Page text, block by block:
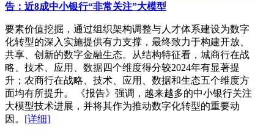
告：近8成中小银行“非常关注”大模型
要素价值挖掘，通过组织架构调整与人才体系建设为数字
化转型的深入实施提供有力支撑，最终致力于构建开放、
共享、创新的数字金融生态。从结构特征看，城商行在战
略、技术、应用、数据四个维度得分较2024年有显著提
升；农商行在战略、技术、应用、数据和生态五个维度方
面均有所提升。 《报告》强调，越来越多的中小银行关注
大模型技术进展，并将其作为推动数字化转型的重要动
因。 [详细]